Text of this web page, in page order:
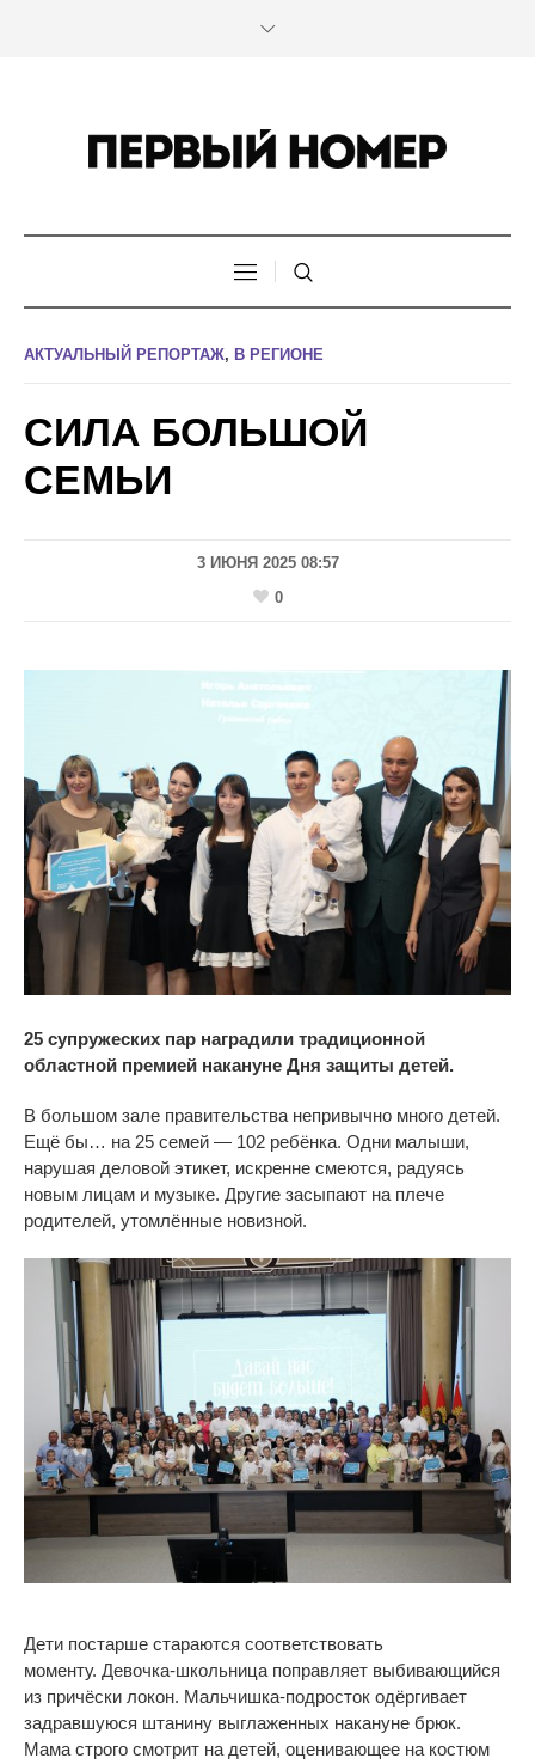
АКТУАЛЬНЫЙ РЕПОРТАЖ, В РЕГИОНЕ
СИЛА БОЛЬШОЙ
СЕМЬИ
3 ИЮНЯ 2025 08:57
0
25 супружеских пар наградили традиционной
областной премией накануне Дня защиты детей.
В большом зале правительства непривычно много детей.
Ещё бы… на 25 семей — 102 ребёнка. Одни малыши,
нарушая деловой этикет, искренне смеются, радуясь
новым лицам и музыке. Другие засыпают на плече
родителей, утомлённые новизной.
Дети постарше стараются соответствовать
моменту. Девочка-школьница поправляет выбивающийся
из причёски локон. Мальчишка-подросток одёргивает
задравшуюся штанину выглаженных накануне брюк.
Мама строго смотрит на детей, оценивающее на костюм